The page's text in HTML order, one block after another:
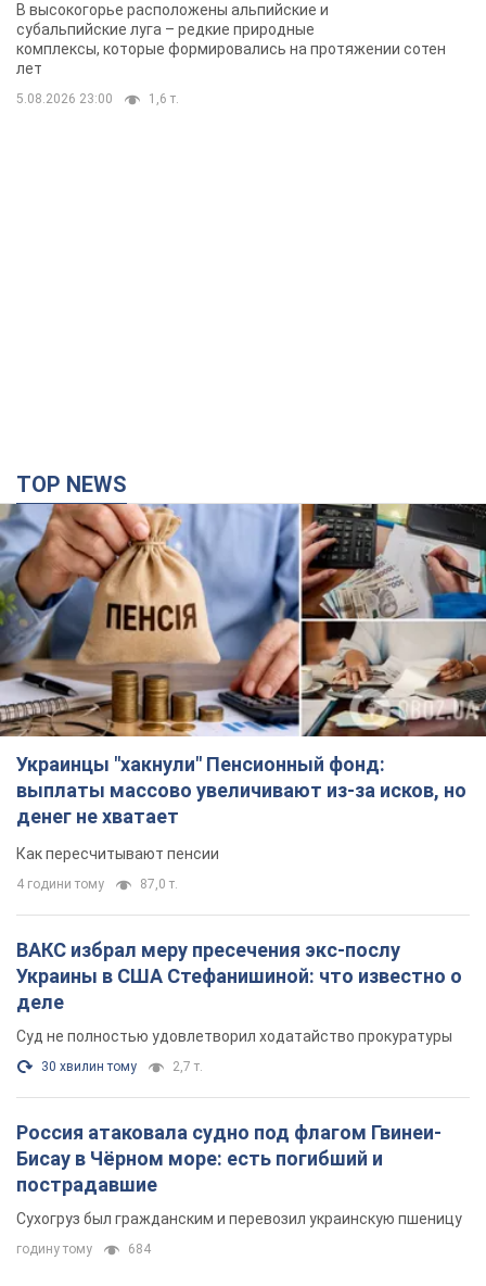
В высокогорье расположены альпийские и
субальпийские луга – редкие природные
комплексы, которые формировались на протяжении сотен
лет
5.08.2026 23:00 1,6 т.
TOP NEWS
Украинцы "хакнули" Пенсионный фонд:
выплаты массово увеличивают из-за исков, но
денег не хватает
Как пересчитывают пенсии
4 години тому 87,0 т.
ВАКС избрал меру пресечения экс-послу
Украины в США Стефанишиной: что известно о
деле
Суд не полностью удовлетворил ходатайство прокуратуры
30 хвилин тому 2,7 т.
Россия атаковала судно под флагом Гвинеи-
Бисау в Чёрном море: есть погибший и
пострадавшие
Сухогруз был гражданским и перевозил украинскую пшеницу
годину тому 684